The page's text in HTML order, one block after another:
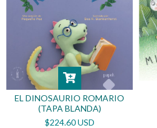
EL DINOSAURIO ROMARIO
(TAPA BLANDA)
$224.60 USD